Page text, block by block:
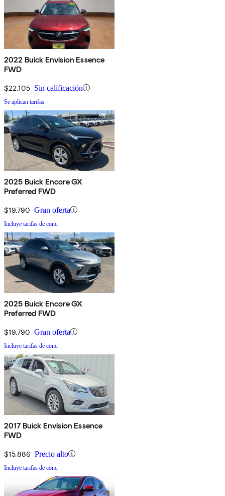
2022 Buick Envision Essence
FWD
$22,105 Sin calificación
Se aplican tarifas
2025 Buick Encore GX
Preferred FWD
$19,790 Gran oferta
Incluye tarifas de conc.
2025 Buick Encore GX
Preferred FWD
$19,790 Gran oferta
Incluye tarifas de conc.
2017 Buick Envision Essence
FWD
$15,886 Precio alto
Incluye tarifas de conc.